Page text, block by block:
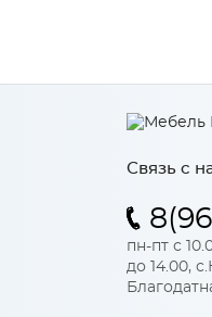
Связь с
пн-пт с
до 14.00,